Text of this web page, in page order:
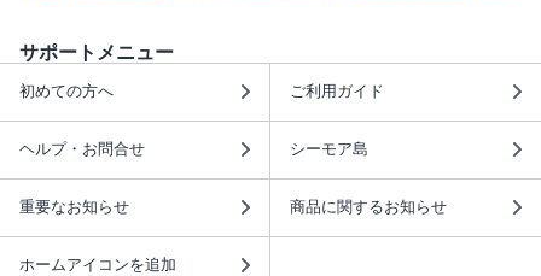
サポートメニュー
初めての方へ ご利用ガイド
ヘルプ・お問合せ シーモア島
重要なお知らせ 商品に関するお知らせ
ホームアイコンを追加